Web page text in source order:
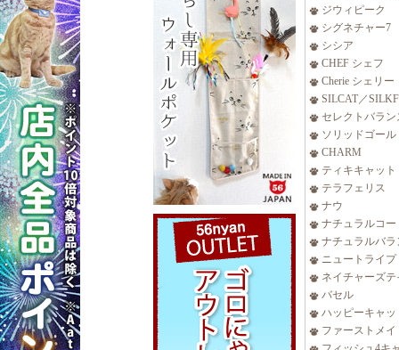
ジウィピーク
シグネチャー7
シシア
CHEF シェフ
Cherie シェリー
SILCAT／
セレクトバラン
ソリッドゴール
CHARM
ティキキャット
テラフェリス
ナウ
ナチュラルコー
ナチュラルバラ
ニュートライプ
ネイチャーズテ
バセル
ハッピーキャッ
ファーストメイ